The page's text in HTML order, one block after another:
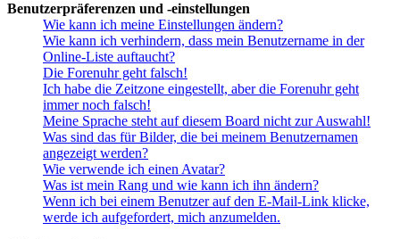
Benutzerpräferenzen und -einstellungen
Wie kann ich meine Einstellungen ändern?
Wie kann ich verhindern, dass mein Benutzername in der
Online-Liste auftaucht?
Die Forenuhr geht falsch!
Ich habe die Zeitzone eingestellt, aber die Forenuhr geht
immer noch falsch!
Meine Sprache steht auf diesem Board nicht zur Auswahl!
Was sind das für Bilder, die bei meinem Benutzernamen
angezeigt werden?
Wie verwende ich einen Avatar?
Was ist mein Rang und wie kann ich ihn ändern?
Wenn ich bei einem Benutzer auf den E-Mail-Link klicke,
werde ich aufgefordert, mich anzumelden.